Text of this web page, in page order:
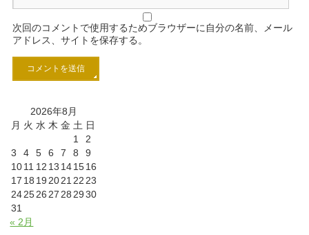
次回のコメントで使用するためブラウザーに自分の名前、メール
アドレス、サイトを保存する。
2026年8月
月 火 水 木 金 土 日
1
2
3
4 5 6 7 8
9
1011 12 13 141516
17 18 19 2021 22 23
242526 27 28 29 30
31
« 2月